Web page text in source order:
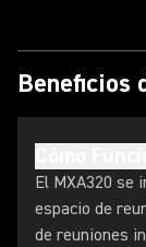
Beneficios
El MXA320 se
espacio de
de reuniones